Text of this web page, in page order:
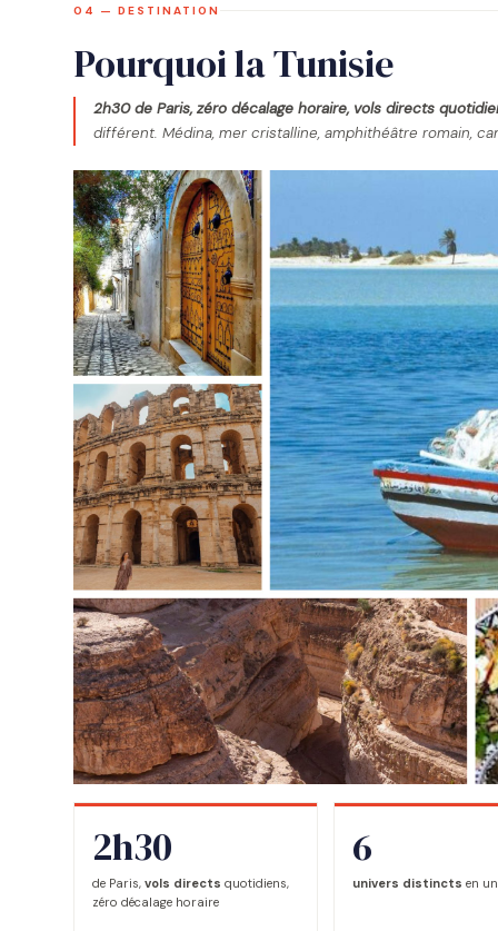
04 — DESTINATION
Pourquoi la Tunisie
2h30 de Paris, zéro décalage horaire, vols directs
différent. Médina, mer cristalline, amphithéâtre romain,
2h30
de Paris, vols directs quotidiens,
zéro décalage horaire
6
univers distincts en